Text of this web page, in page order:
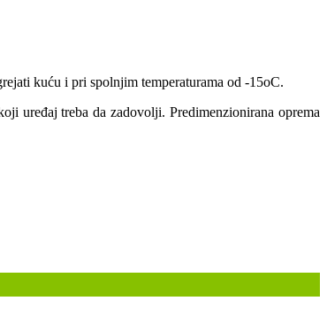
kuću i pri spolnjim temperaturama od -15oC.
uređaj treba da zadovolji. Predimenzionirana oprema